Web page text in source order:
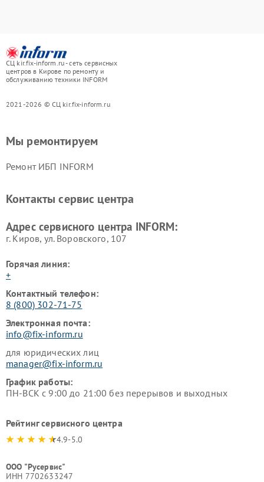
СЦ kir.fix-inform.ru - сеть сервисных
центров в Кирове по ремонту и
обслуживанию техники INFORM
2021-2026 © СЦ kir.fix-inform.ru
Мы ремонтируем
Ремонт ИБП INFORM
Контакты сервис центра
Адрес сервисного центра INFORM:
г. Киров, ул. Воровского, 107
Горячая линия:
+
Контактный телефон:
8 (800) 302-71-75
Электронная почта:
info@fix-inform.ru
для юридических лиц
manager@fix-inform.ru
График работы:
ПН-ВСК с 9:00 до 21:00 без перерывов и выходных
Рейтинг сервисного центра
4.9-5.0
ООО "Русервис"
ИНН 7702633247